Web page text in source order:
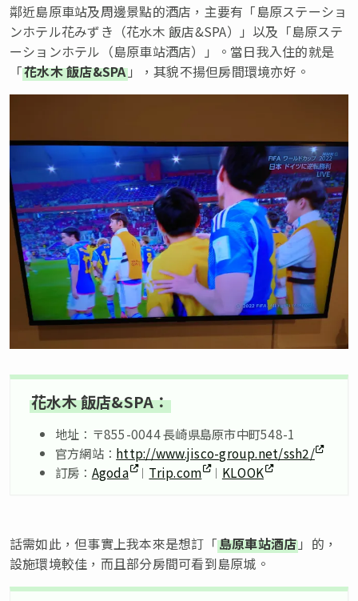
鄰近島原車站及周邊景點的酒店，主要有「島原ステーショ
ンホテル花みずき（花水木 飯店&SPA）」以及「島原ステ
ーションホテル（島原車站酒店）」。當日我入住的就是
「花水木 飯店&SPA」，其貌不揚但房間環境亦好。
花水木 飯店&SPA：
地址：〒855-0044 長崎県島原市中町548-1
官方網站： http://www.jisco-group.net/ssh2/
訂房： Agoda ︱ Trip.com ︱ KLOOK
話需如此，但事實上我本來是想訂「島原車站酒店 」的，
設施環境較佳，而且部分房間可看到島原城。